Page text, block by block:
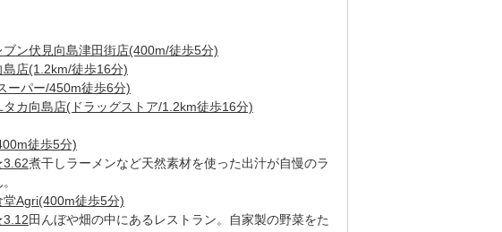
ブン伏見向島津田街店(400m/徒歩5分)
島店(1.2km/徒歩16分)
ーパー/450m徒歩6分)
タカ向島店(ドラッグストア/1.2km徒歩16分)
徒歩5分)
煮干しラーメンなど天然素材を使った出汁が自慢のラ
堂Agri(400m徒歩5分)
田んぼや畑の中にあるレストラン。自家製の野菜をた